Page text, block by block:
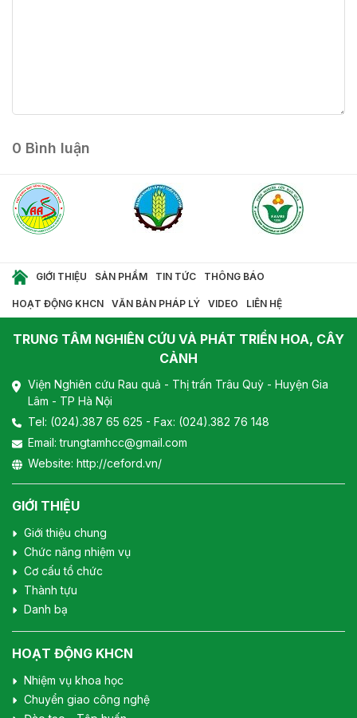
0 Bình luận
GIỚI THIỆU SẢN PHẨM TIN TỨC THÔNG BÁO
HOẠT ĐỘNG KHCN VĂN BẢN PHÁP LÝ VIDEO LIÊN HỆ
TRUNG TÂM NGHIÊN CỨU VÀ PHÁT TRIỂN HOA, CÂY
CẢNH
Viện Nghiên cứu Rau quả - Thị trấn Trâu Quỳ - Huyện Gia
Lâm - TP Hà Nội
Tel: (024).387 65 625 - Fax: (024).382 76 148
Email:trungtamhcc@gmail.com
Website: http://ceford.vn/
GIỚI THIỆU
Giới thiệu chung
Chức năng nhiệm vụ
Cơ cấu tổ chức
Thành tựu
Danh bạ
HOẠT ĐỘNG KHCN
Nhiệm vụ khoa học
Chuyển giao công nghệ